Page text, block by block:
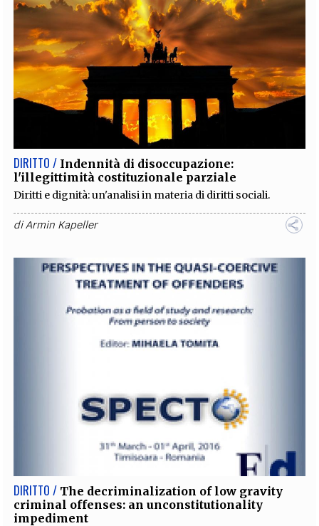
DIRITTO / Indennità di disoccupazione:
l'illegittimità costituzionale parziale
Diritti e dignità: un'analisi in materia di diritti sociali.
diArmin Kapeller
DIRITTO / The decriminalization of low gravity
criminal offenses: an unconstitutionality
impediment